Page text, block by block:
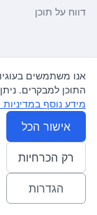
דווח על תוכן
משפטי
מדיניות פרטיות
תנאי שימוש
© 2026 עצומה. כל
אנו משתמשים
התוכן למבקרים.
מידע נוסף
אישור הכל
רק הכרחיות
הגדרות